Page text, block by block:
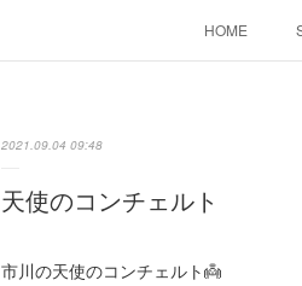
HOME
2021.09.04 09:48
天使のコンチェルト
市川の天使のコンチェルト👼